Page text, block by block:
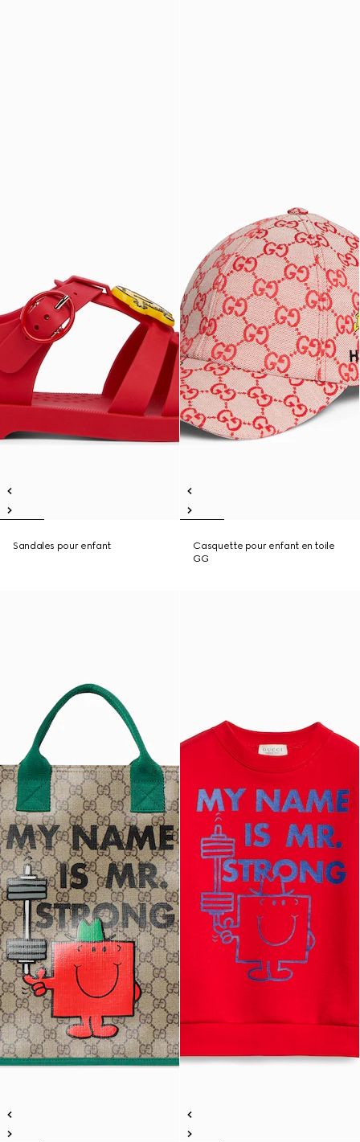
Sandales pour enfant
Casquette pour enfant en toile
GG